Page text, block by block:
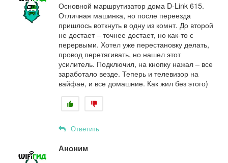
Основной маршрутизатор дома D-Link 615.
Отличная машинка, но после переезда
пришлось воткнуть в одну из комнт. До второй
не достает – точнее достает, но как-то с
перервыми. Хотел уже перестановку делать,
провод перетягивать, но нашел этот
усилитель. Подключил, на кнопку нажал – все
заработало везде. Теперь и телевизор на
вайфае, и все домашние. Как жил без этого)
Ответить
Аноним